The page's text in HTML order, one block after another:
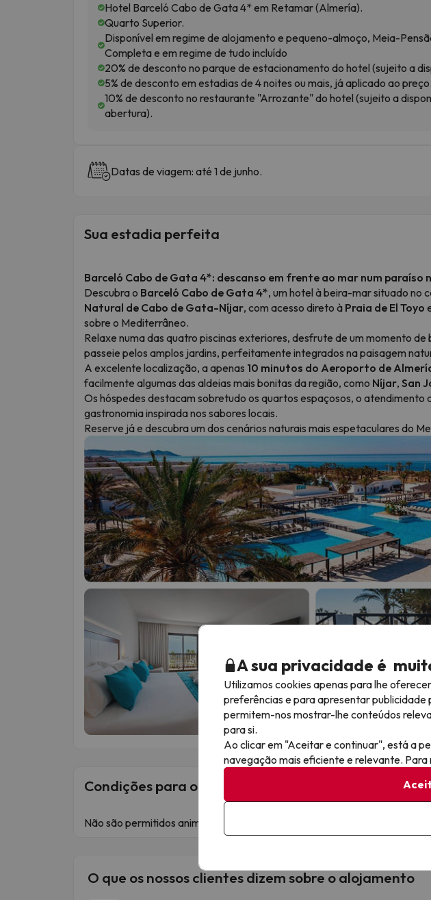
Hotel Barceló Cabo de Gata 4* em Retamar (Almería).
Quarto Superior.
Disponível em regime de alojamento e pequeno-almoço, Meia-
Completa e em regime de tudo incluído
20% de desconto no parque de estacionamento do hotel (sujeito a
5% de desconto em estadias de 4 noites ou mais, já aplicado ao preço.
10% de desconto no restaurante "Arrozante" do hotel (sujeito a
abertura).
Datas de viagem: até 1 de junho.
Sua estadia perfeita
Barceló Cabo de Gata 4*: descanso em frente ao mar num paraíso
Descubra o Barceló Cabo de Gata 4*, um hotel à beira-mar situado no
Natural de Cabo de Gata-Níjar, com acesso direto à Praia de El Toyo
sobre o Mediterrâneo.
Relaxe numa das quatro piscinas exteriores, desfrute de um momento de
passeie pelos amplos jardins, perfeitamente integrados na paisagem
A excelente localização, a apenas 10 minutos do Aeroporto de
facilmente algumas das aldeias mais bonitas da região, como Níjar, San
Os hóspedes destacam sobretudo os quartos espaçosos, o atendimento
gastronomia inspirada nos sabores locais.
Reserve já e descubra um dos cenários naturais mais espetaculares do
Condições para os animais de estimação
Não são permitidos animais de estimação neste alojamento.
O que os nossos clientes dizem sobre o alojamento
A sua privacidade é
Utilizamos cookies apenas para lhe
preferências e para apresentar publicidade
permitem-nos mostrar-lhe conteúdos
para si.
Ao clicar em "Aceitar e continuar", está a
navegação mais eficiente e relevante. Para